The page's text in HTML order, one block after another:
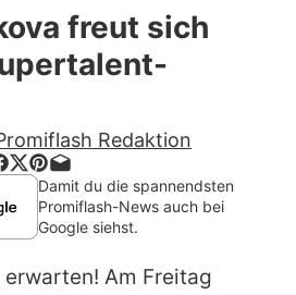
auf Promiflash
runterladen
Team
Richtlinien
Impressum
freut sich
Redaktion
Damit du die spannendsten
Promiflash-News auch bei
Google siehst.
erwarten! Am Freitag